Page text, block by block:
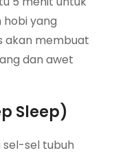
yang
akan membuat
dan awet
Sleep)
sel-sel tubuh